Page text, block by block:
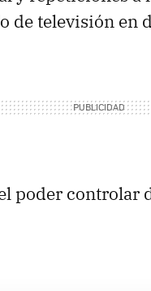
de televisión en
poder controlar